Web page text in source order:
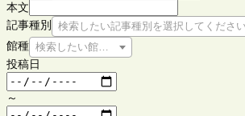
本文
記事種別
検索したい記事種別を選択してください
館種 検索したい館種を選択してください
投稿日
～